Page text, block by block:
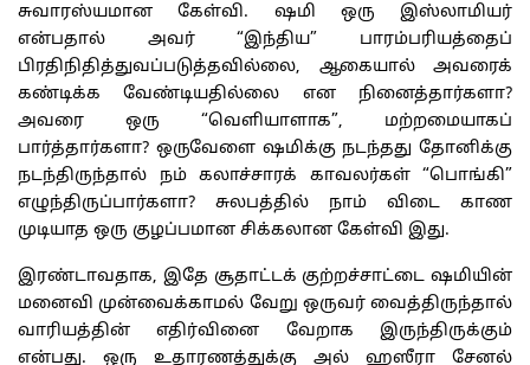
சுவாரஸ்யமான கேள்வி. ஷமி ஒரு இஸ்லாமியர்
என்பதால் அவர் “இந்திய” பாரம்பரியத்தைப்
பிரதிநிதித்துவப்படுத்தவில்லை, ஆகையால் அவரைக்
கண்டிக்க வேண்டியதில்லை என நினைத்தார்களா?
அவரை ஒரு “வெளியாளாக”, மற்றமையாகப்
பார்த்தார்களா? ஒருவேளை ஷமிக்கு நடந்தது தோனிக்கு
நடந்திருந்தால் நம் கலாச்சாரக் காவலர்கள் “பொங்கி”
எழுந்திருப்பார்களா? சுலபத்தில் நாம் விடை காண
முடியாத ஒரு குழப்பமான சிக்கலான கேள்வி இது.
இரண்டாவதாக, இதே சூதாட்டக் குற்றச்சாட்டை ஷமியின்
மனைவி முன்வைக்காமல் வேறு ஒருவர் வைத்திருந்தால்
வாரியத்தின் எதிர்வினை வேறாக இருந்திருக்கும்
என்பது. ஒரு உதாரணத்துக்கு அல் ஹஸீரா சேனல்